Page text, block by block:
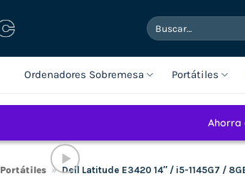
Buscar
por:
Ordenadores Sobremesa Portátiles
Portátiles » Dell Latitude E3420 14″ / i5-1145G7 /